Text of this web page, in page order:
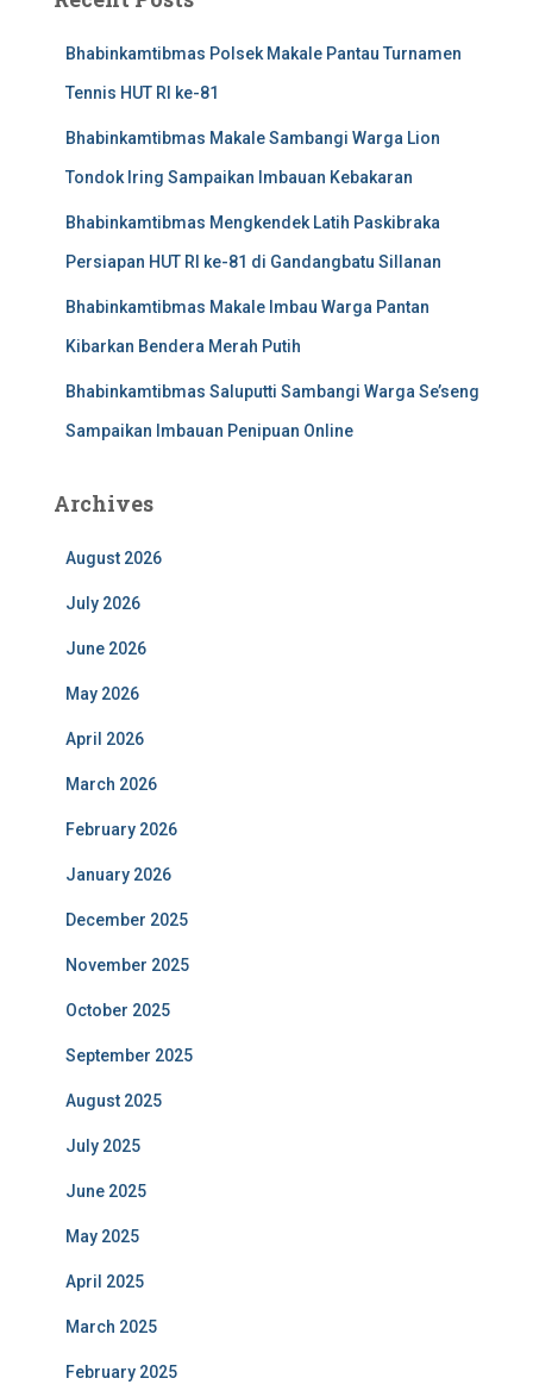
Bhabinkamtibmas Polsek Makale Pantau Turnamen
Tennis HUT RI ke-81
Bhabinkamtibmas Makale Sambangi Warga Lion
Tondok Iring Sampaikan Imbauan Kebakaran
Bhabinkamtibmas Mengkendek Latih Paskibraka
Persiapan HUT RI ke-81 di Gandangbatu Sillanan
Bhabinkamtibmas Makale Imbau Warga Pantan
Kibarkan Bendera Merah Putih
Bhabinkamtibmas Saluputti Sambangi Warga Se’seng
Sampaikan Imbauan Penipuan Online
Archives
August 2026
July 2026
June 2026
May 2026
April 2026
March 2026
February 2026
January 2026
December 2025
November 2025
October 2025
September 2025
August 2025
July 2025
June 2025
May 2025
April 2025
March 2025
February 2025